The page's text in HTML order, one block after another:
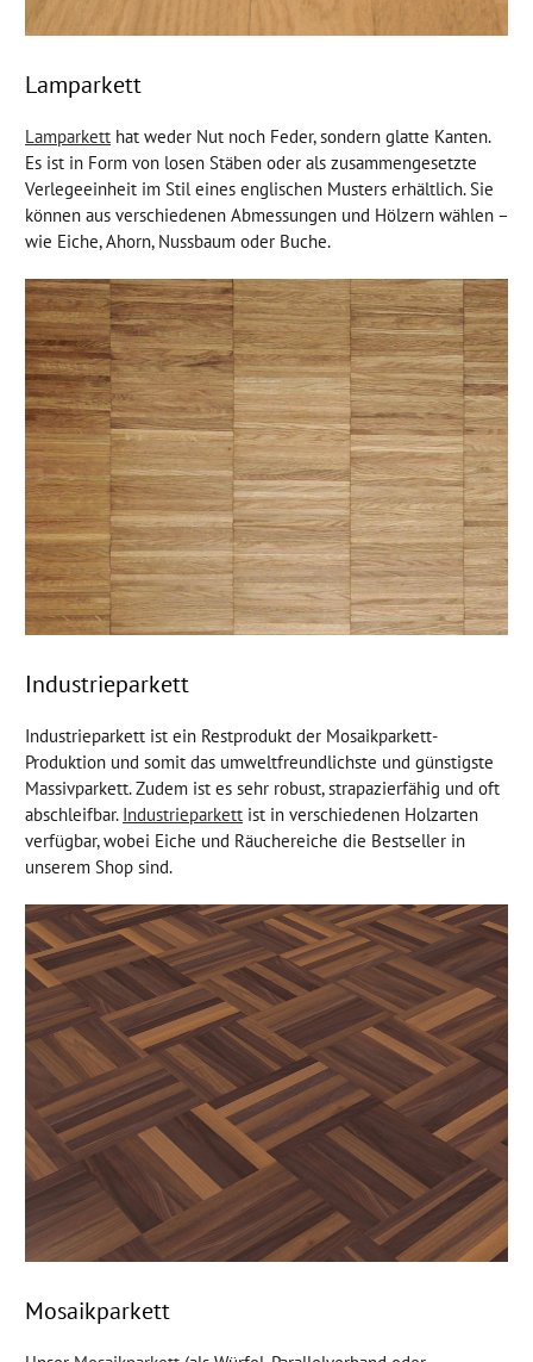
Lamparkett
Lamparkett hat weder Nut noch Feder, sondern glatte Kanten.
Es ist in Form von losen Stäben oder als zusammengesetzte
Verlegeeinheit im Stil eines englischen Musters erhältlich. Sie
können aus verschiedenen Abmessungen und Hölzern wählen –
wie Eiche, Ahorn, Nussbaum oder Buche.
Industrieparkett
Industrieparkett ist ein Restprodukt der Mosaikparkett-
Produktion und somit das umweltfreundlichste und günstigste
Massivparkett. Zudem ist es sehr robust, strapazierfähig und oft
abschleifbar. Industrieparkett ist in verschiedenen Holzarten
verfügbar, wobei Eiche und Räuchereiche die Bestseller in
unserem Shop sind.
Mosaikparkett